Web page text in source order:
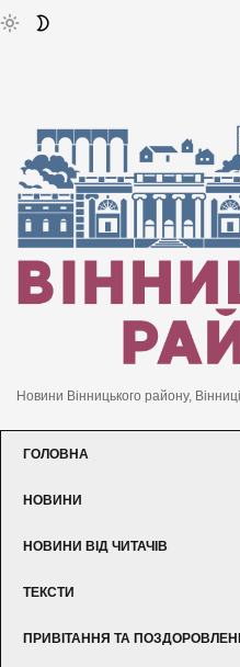
Новини Вінницького району,
ГОЛОВНА
НОВИНИ
НОВИНИ ВІД ЧИТАЧІВ
ТЕКСТИ
ПРИВІТАННЯ ТА